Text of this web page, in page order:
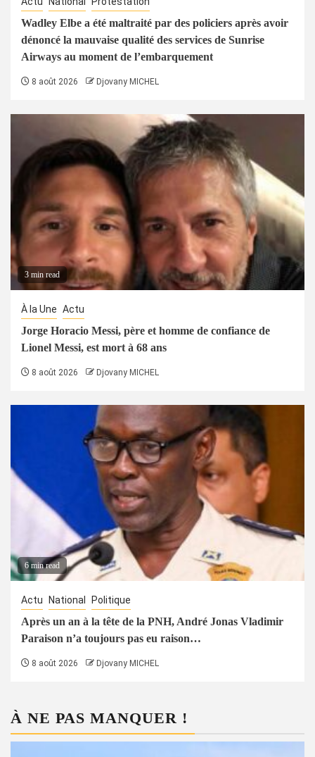
Wadley Elbe a été maltraité par des policiers après avoir
dénoncé la mauvaise qualité des services de Sunrise
Airways au moment de l’embarquement
8 août 2026 Djovany MICHEL
3 min read
À la Une Actu
Jorge Horacio Messi, père et homme de confiance de
Lionel Messi, est mort à 68 ans
8 août 2026 Djovany MICHEL
6 min read
Actu National Politique
Après un an à la tête de la PNH, André Jonas Vladimir
Paraison n’a toujours pas eu raison…
8 août 2026 Djovany MICHEL
À NE PAS MANQUER !